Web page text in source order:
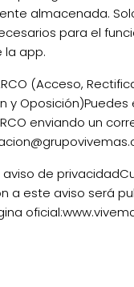
almacenada.
para el
la app.
(Acceso,
y Oposición)Puedes
enviando un
de privacidad
a este aviso será
oficial: